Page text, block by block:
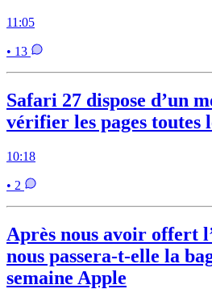
11:05
• 13
Safari 27 dispose d’un
vérifier les pages toutes
10:18
• 2
Après nous avoir offert
nous passera-t-elle la
semaine Apple